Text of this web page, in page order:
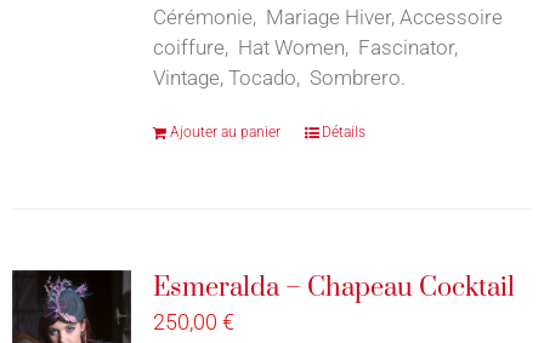
Cérémonie, Mariage Hiver, Accessoire
coiffure, Hat Women, Fascinator,
Vintage, Tocado, Sombrero.
Ajouter au panier Détails
Esmeralda – Chapeau Cocktail
250,00 €